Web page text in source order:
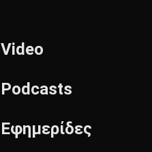
Video
Podcasts
Εφημερίδες